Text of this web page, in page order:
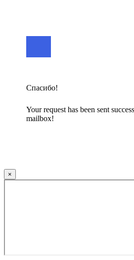
Спасибо!
Your request has been sent
mailbox!
×